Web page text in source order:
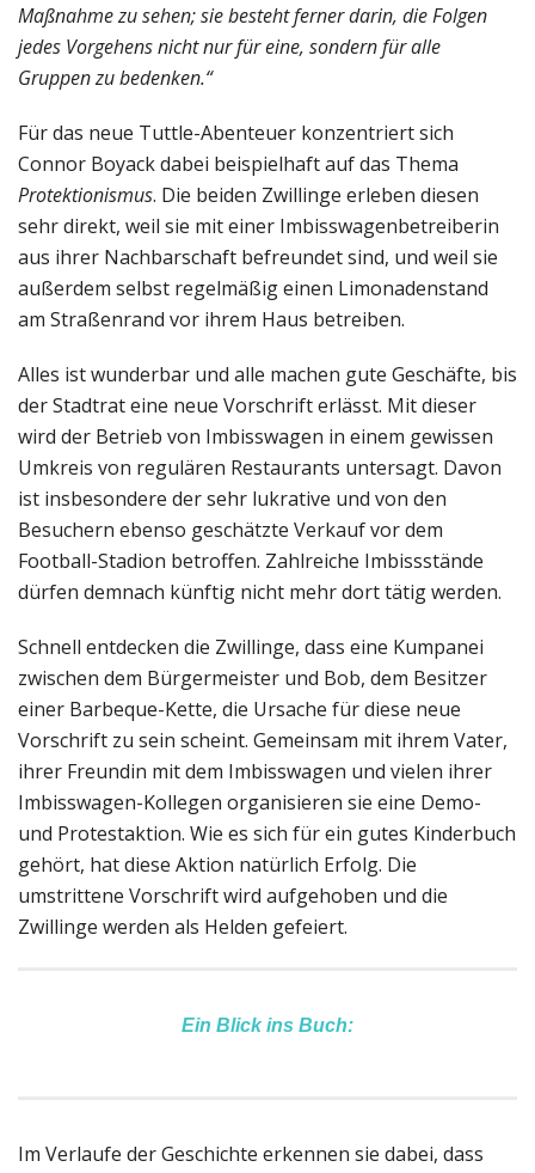
Maßnahme zu sehen; sie besteht ferner darin, die Folgen
jedes Vorgehens nicht nur für eine, sondern für alle
Gruppen zu bedenken.“
Für das neue Tuttle-Abenteuer konzentriert sich
Connor Boyack dabei beispielhaft auf das Thema
Protektionismus. Die beiden Zwillinge erleben diesen
sehr direkt, weil sie mit einer Imbisswagenbetreiberin
aus ihrer Nachbarschaft befreundet sind, und weil sie
außerdem selbst regelmäßig einen Limonadenstand
am Straßenrand vor ihrem Haus betreiben.
Alles ist wunderbar und alle machen gute Geschäfte, bis
der Stadtrat eine neue Vorschrift erlässt. Mit dieser
wird der Betrieb von Imbisswagen in einem gewissen
Umkreis von regulären Restaurants untersagt. Davon
ist insbesondere der sehr lukrative und von den
Besuchern ebenso geschätzte Verkauf vor dem
Football-Stadion betroffen. Zahlreiche Imbissstände
dürfen demnach künftig nicht mehr dort tätig werden.
Schnell entdecken die Zwillinge, dass eine Kumpanei
zwischen dem Bürgermeister und Bob, dem Besitzer
einer Barbeque-Kette, die Ursache für diese neue
Vorschrift zu sein scheint. Gemeinsam mit ihrem Vater,
ihrer Freundin mit dem Imbisswagen und vielen ihrer
Imbisswagen-Kollegen organisieren sie eine Demo-
und Protestaktion. Wie es sich für ein gutes Kinderbuch
gehört, hat diese Aktion natürlich Erfolg. Die
umstrittene Vorschrift wird aufgehoben und die
Zwillinge werden als Helden gefeiert.
Ein Blick ins Buch:
Im Verlaufe der Geschichte erkennen sie dabei, dass